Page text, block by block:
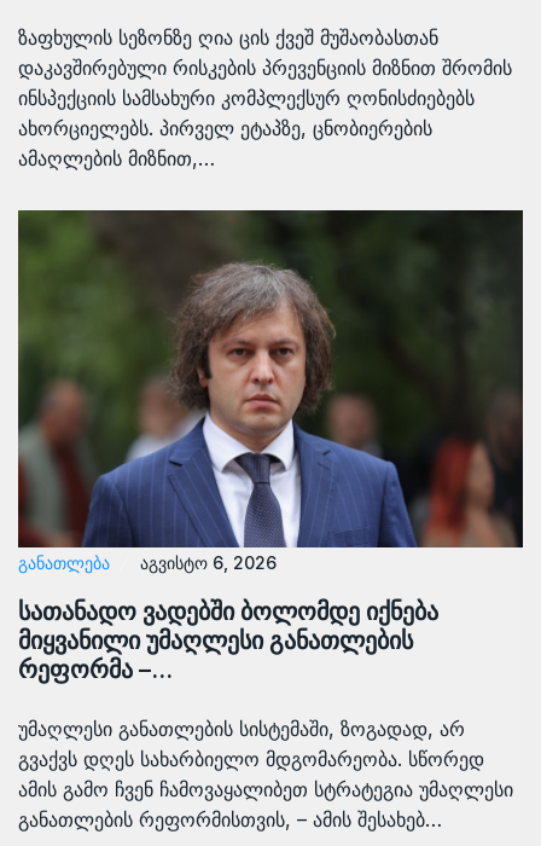
ზაფხულის სეზონზე ღია ცის ქვეშ მუშაობასთან
დაკავშირებული რისკების პრევენციის მიზნით შრომის
ინსპექციის სამსახური კომპლექსურ ღონისძიებებს
ახორციელებს. პირველ ეტაპზე, ცნობიერების
ამაღლების მიზნით,…
ᲒᲐᲜᲐᲗᲚᲔᲑᲐ აგვისტო 6, 2026
სათანადო ვადებში ბოლომდე იქნება
მიყვანილი უმაღლესი განათლების
რეფორმა –…
უმაღლესი განათლების სისტემაში, ზოგადად, არ
გვაქვს დღეს სახარბიელო მდგომარეობა. სწორედ
ამის გამო ჩვენ ჩამოვაყალიბეთ სტრატეგია უმაღლესი
განათლების რეფორმისთვის, – ამის შესახებ…